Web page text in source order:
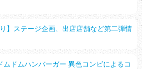
り】ステージ企画、出店店舗など第二弾情
ムドムハンバーガー 異色コンビによるコ